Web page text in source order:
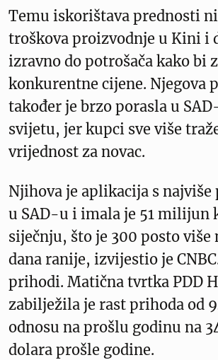
Temu iskorištava prednosti
troškova proizvodnje u Kini i
izravno do potrošača kako bi
konkurentne cijene. Njegova
također je brzo porasla u
svijetu, jer kupci sve više
vrijednost za novac.
Njihova je aplikacija s
u SAD-u i imala je 51 milijun
siječnju, što je 300 posto više
dana ranije, izvijestio je
prihodi. Matična tvrtka PDD
zabilježila je rast prihoda od
odnosu na prošlu godinu na
dolara prošle godine.